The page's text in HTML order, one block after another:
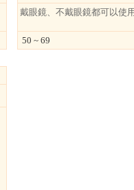
戴眼鏡、不戴眼鏡都可以使
50 ~ 69